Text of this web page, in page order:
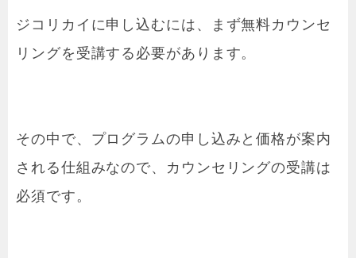
ジコリカイに申し込むには、まず無料カウンセ
リングを受講する必要があります。
その中で、プログラムの申し込みと価格が案内
される仕組みなので、カウンセリングの受講は
必須です。